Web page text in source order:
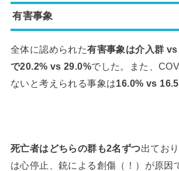
有害事象
全体に認められた有害事象は介入群
で20.2% vs 29.0%でした。また、
ないと考えられる事象は16.0% vs
死亡者はどちらの群も2名ずつ出てお
は心停止、銃による創傷（！）が原因